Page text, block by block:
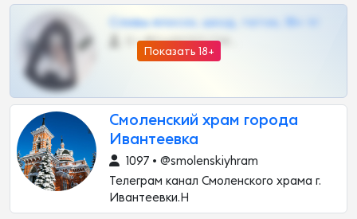
Показать 18+
Сливы вписок, шкод, теток, 18+ тг
0 •
Смоленский храм города
Ивантеевка
1097 • @smolenskiyhram
Телеграм канал Смоленского храма г.
Ивантеевки.Н